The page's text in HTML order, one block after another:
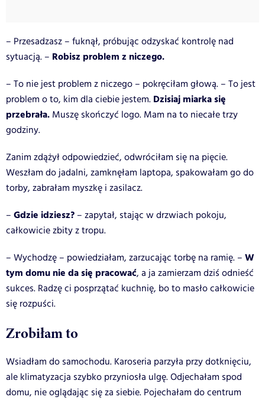
– Przesadzasz – fuknął, próbując odzyskać kontrolę nad
sytuacją. – Robisz problem z niczego.
– To nie jest problem z niczego – pokręciłam głową. – To jest
problem o to, kim dla ciebie jestem. Dzisiaj miarka się
przebrała. Muszę skończyć logo. Mam na to niecałe trzy
godziny.
Zanim zdążył odpowiedzieć, odwróciłam się na pięcie.
Weszłam do jadalni, zamknęłam laptopa, spakowałam go do
torby, zabrałam myszkę i zasilacz.
– Gdzie idziesz? – zapytał, stając w drzwiach pokoju,
całkowicie zbity z tropu.
– Wychodzę – powiedziałam, zarzucając torbę na ramię. – W
tym domu nie da się pracować, a ja zamierzam dziś odnieść
sukces. Radzę ci posprzątać kuchnię, bo to masło całkowicie
się rozpuści.
Zrobiłam to
Wsiadłam do samochodu. Karoseria parzyła przy dotknięciu,
ale klimatyzacja szybko przyniosła ulgę. Odjechałam spod
domu, nie oglądając się za siebie. Pojechałam do centrum